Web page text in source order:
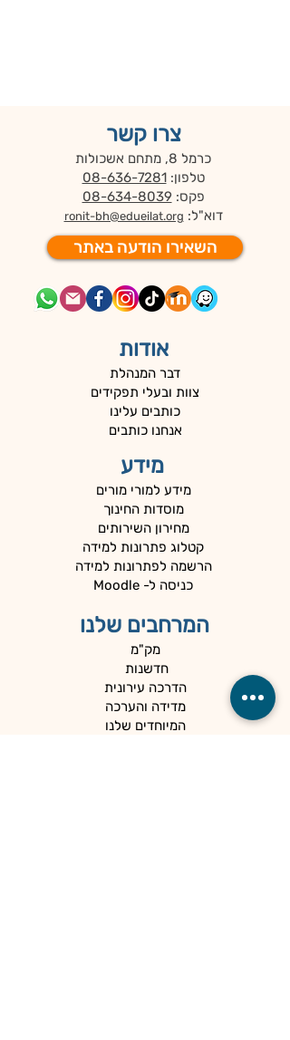
צרו קשר
כרמל 8, מתחם אשכולות
טלפון: 08-636-7281
פקס: 08-634-8039
דוא"ל: ronit-bh@edueilat.org
השאירו הודעה באתר
אודות
דבר המנהלת
צוות ובעלי תפקידים
כותבים עלינו
אנחנו כותבים
מידע
מידע למורי מורים
מוסדות החינוך
מחירון השירותים
קטלוג פתרונות למידה
הרשמה לפתרונות למידה
כניסה ל- Moodle
המרחבים שלנו
מק"מ
חדשנות
הדרכה עירונית
מדידה והערכה
המיוחדים שלנו